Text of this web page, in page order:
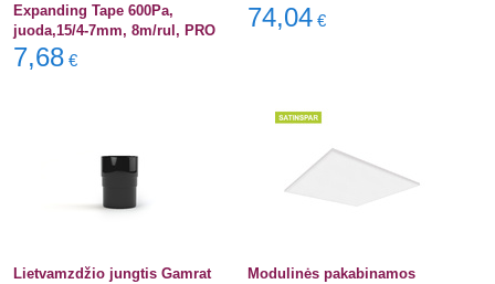
Expanding Tape 600Pa,
juoda,15/4-7mm, 8m/rul, PRO
7,68 €
74,04 €
Lietvamzdžio jungtis Gamrat
Modulinės pakabinamos